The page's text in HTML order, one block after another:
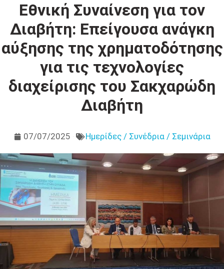
Εθνική Συναίνεση για τον
Διαβήτη: Επείγουσα ανάγκη
αύξησης της χρηματοδότησης
για τις τεχνολογίες
διαχείρισης του Σακχαρώδη
Διαβήτη
07/07/2025 Ημερίδες / Συνέδρια / Σεμινάρια